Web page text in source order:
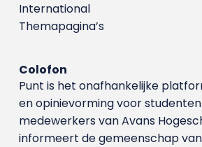
International
Themapagina’s
Colofon
Punt is het onafhankelijke
en opinievorming voor
medewerkers van Avans
informeert de gemeenschap